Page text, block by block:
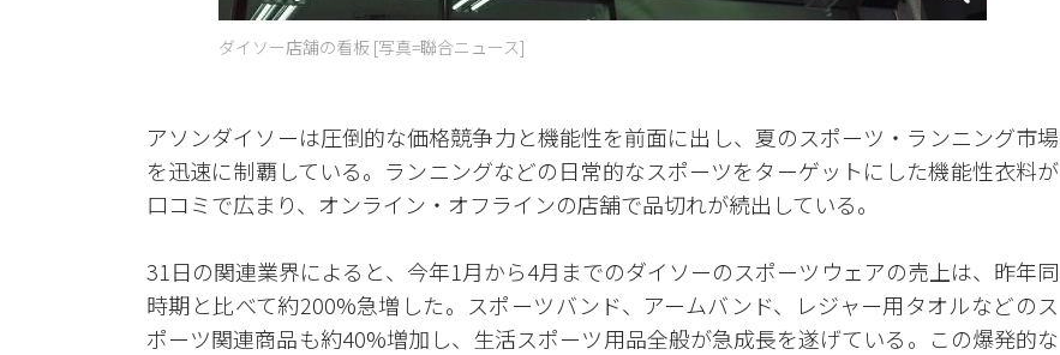
ダイソー店舗の看板 [写真=聯合ニュース]
アソンダイソーは圧倒的な価格競争力と機能性を前面に出し、夏のスポーツ・ランニング市場
を迅速に制覇している。ランニングなどの日常的なスポーツをターゲットにした機能性衣料が
口コミで広まり、オンライン・オフラインの店舗で品切れが続出している。
31日の関連業界によると、今年1月から4月までのダイソーのスポーツウェアの売上は、昨年同
時期と比べて約200%急増した。スポーツバンド、アームバンド、レジャー用タオルなどのス
ポーツ関連商品も約40%増加し、生活スポーツ用品全般が急成長を遂げている。この爆発的な